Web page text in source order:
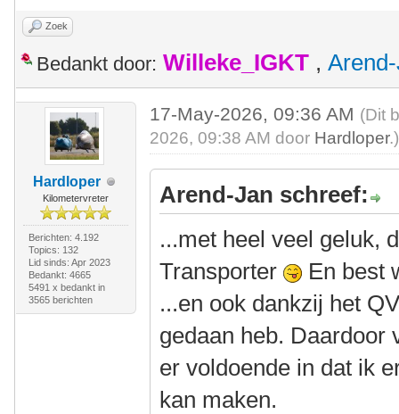
Zoek
Bedankt door: Willeke_IGKT ,
Hardloper
Kilometervreter
Berichten: 4.192
Topics: 132
Lid sinds: Apr 2023
Bedankt: 4665
5491 x bedankt in
3565 berichten
17-May-2026, 09:36 AM (Dit
2026, 09:38 AM door Hardloper.)
Arend-Jan schreef:
...met heel veel geluk,
Transporter
En best
...en ook dankzij het
gedaan heb. Daardoor
er voldoende in dat ik
kan maken.